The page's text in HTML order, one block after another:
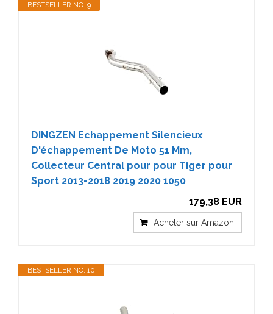
BESTSELLER NO. 9
DINGZEN Echappement Silencieux
D'échappement De Moto 51 Mm,
Collecteur Central pour pour Tiger pour
Sport 2013-2018 2019 2020 1050
179,38 EUR
Acheter sur Amazon
BESTSELLER NO. 10